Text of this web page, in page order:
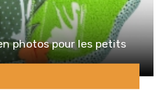
photos pour les petits